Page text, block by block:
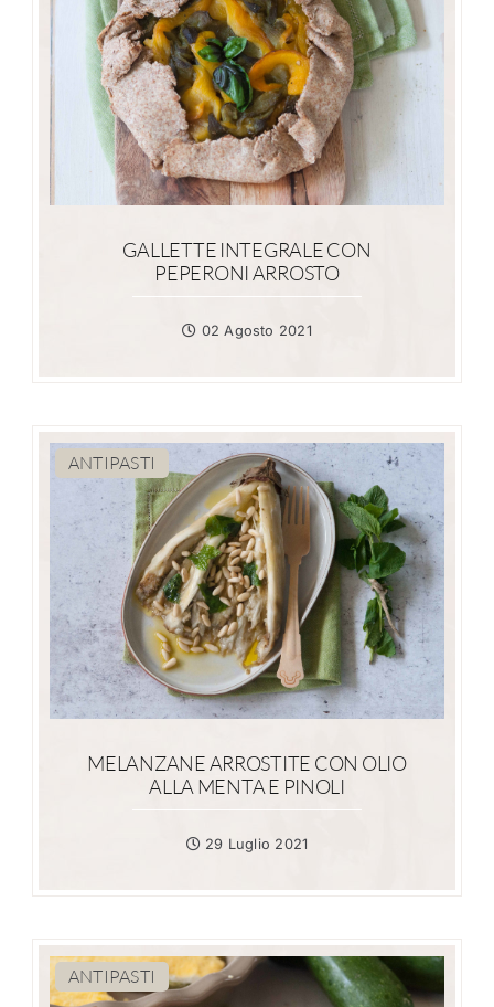
GALLETTE INTEGRALE CON
PEPERONI ARROSTO
02 Agosto 2021
ANTIPASTI
MELANZANE ARROSTITE CON OLIO
ALLA MENTA E PINOLI
29 Luglio 2021
ANTIPASTI